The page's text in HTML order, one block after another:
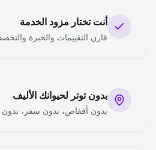
أنت تختار مزود الخدمة
قارن التقييمات والخبرة
بدون توتر لحيوانك الأليف
بدون أقفاص، بدون سفر، بدون